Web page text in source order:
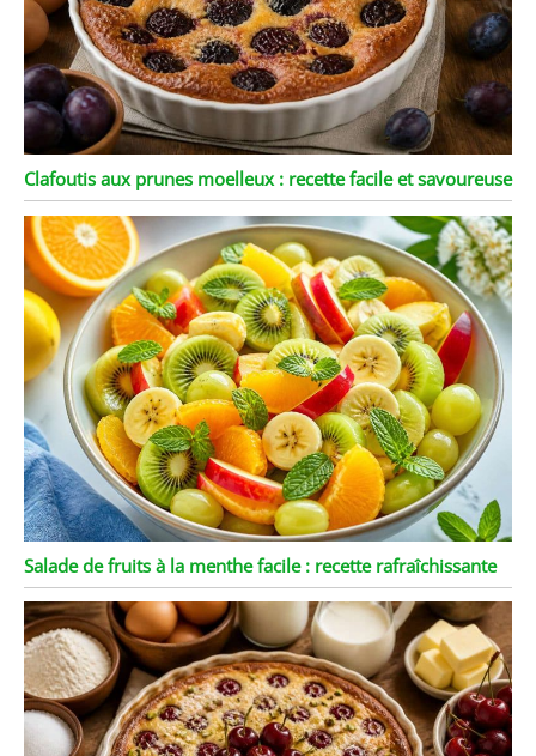
Clafoutis aux prunes moelleux : recette facile et savoureuse
Salade de fruits à la menthe facile : recette rafraîchissante